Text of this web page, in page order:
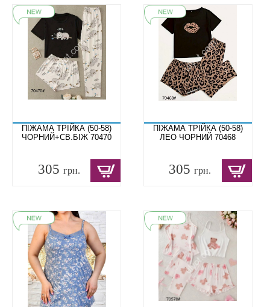
ПІЖАМА ТРІЙКА (50-58)
ЧОРНИЙ+СВ.БІЖ 70470
305 грн.
ПІЖАМА ТРІЙКА (50-58)
ЛЕО ЧОРНИЙ 70468
305грн.